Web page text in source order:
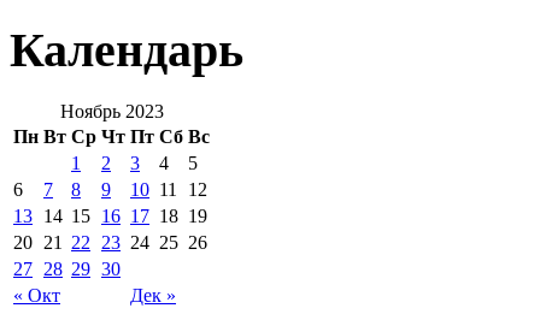
Календарь
Ноябрь 2023
Пн Вт Ср Чт Пт Сб Вс
« Окт Дек »
1 2 3 4
5
6
7 8 9 10 11
12
13 14 15 16 17 18 19
20 21 22 23 24 25 26
27 28 29 30